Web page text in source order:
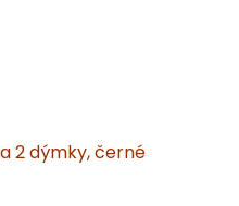
2 dýmky, černé